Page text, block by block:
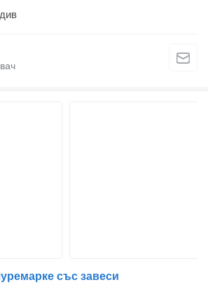
със завеси